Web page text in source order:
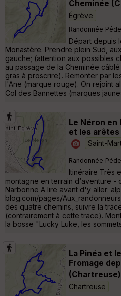
Cheminée
Égrève
Randonnée
Départ depuis
Monastère. Prendre plein Sud,
gauche; (attention aux possibles
au passage de la Cheminée
gras à proscrire). Remonter par
l'Ane (marque rouge). On rejoint
Col des Bannettes (marques
Le Néron en
et les arêtes
Saint-
Randonnée
Itinéraire Très
montagne en terrain d‘aventure
Narbonne A lire avant d'y aller:
blog.com/pages/
des quatre chemins, suivre la
(contrairement à cette trace).
la bosse "Lucky Luke, les
La Pinéa et
Fromage
(Chartreuse)
Chartreuse